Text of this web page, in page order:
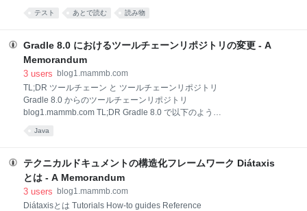
new PDDocument()) { PDPage page = new PDPage(
とは 映画などで、危険なシーンや高度なスタントに使
用されるスタントパフォーマーを「スタントダブ
ル」などと呼びます。 より一般的には、あるシーンを
出演者が演じることができない場合に、替え玉となっ
て演技をする俳優を「ボディダブル」(body double)と
のような替え玉となるものを総称して「テストダブ
ル」(Test Double)と呼びます。 テストダブルは、コラ
ボレーターの代わりにテストで使用される任意のオブ
ジェクトです。 Test Double のタイプ テストダブ
テスト あとで読む 読み物
Gradle 8.0 におけるツールチェーンリポジトリの変更 - A
Memorandum
3 users blog1.mammb.com
TL;DR ツールチェーン と ツールチェーンリポジトリ
Gradle 8.0 からのツールチェーンリポジトリ
blog1.mammb.com TL;DR Gradle 8.0 で以下のような
behavior is deprecated. Consider defining toolchain
download repositories, otherwise the build might fail
in clean environments; see https://docs.gradle.or
Java
テクニカルドキュメントの構造化フレームワーク Diátaxis
とは - A Memorandum
3 users blog1.mammb.com
Diátaxisとは Tutorials How-to guides Reference